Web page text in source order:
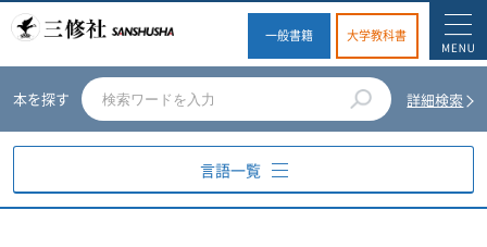
一般書籍 大学教科書
本を探す 詳細検索
言語一覧